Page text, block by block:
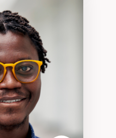
– processus
scientifique
minoritaire –
et conscience
– ludification et
les matières –
et langage